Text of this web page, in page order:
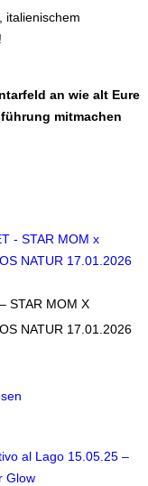
italienischem
an wie alt Eure
mitmachen
STAR MOM X
NATUR 17.01.2026